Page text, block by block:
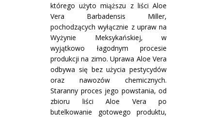
którego użyto miąższu z liści Aloe
Vera Barbadensis Miller,
pochodzących wyłącznie z upraw na
Wyżynie Meksykańskiej, w
wyjątkowo łagodnym procesie
produkcji na zimo. Uprawa Aloe Vera
odbywa się bez użycia pestycydów
oraz nawozów chemicznych.
Staranny proces jego powstania, od
zbioru liści Aloe Vera po
butelkowanie gotowego produktu,